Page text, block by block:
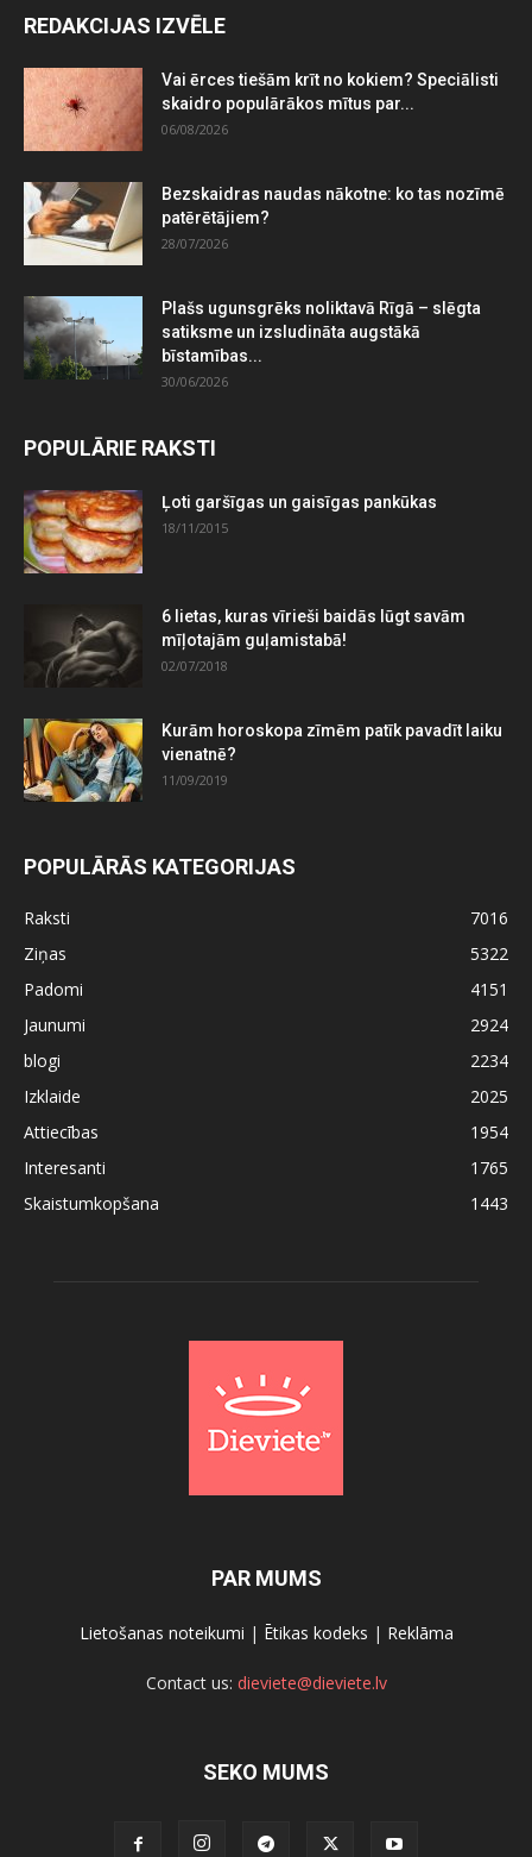
REDAKCIJAS IZVĒLE
Vai ērces tiešām krīt no kokiem? Speciālisti
skaidro populārākos mītus par...
06/08/2026
Bezskaidras naudas nākotne: ko tas nozīmē
patērētājiem?
28/07/2026
Plašs ugunsgrēks noliktavā Rīgā – slēgta
satiksme un izsludināta augstākā
bīstamības...
30/06/2026
POPULĀRIE RAKSTI
Ļoti garšīgas un gaisīgas pankūkas
18/11/2015
6 lietas, kuras vīrieši baidās lūgt savām
mīļotajām guļamistabā!
02/07/2018
Kurām horoskopa zīmēm patīk pavadīt laiku
vienatnē?
11/09/2019
POPULĀRĀS KATEGORIJAS
Raksti
7016
Ziņas
5322
Padomi
4151
Jaunumi
2924
blogi
2234
Izklaide
2025
Attiecības
1954
Interesanti
1765
Skaistumkopšana
1443
PAR MUMS
Lietošanas noteikumi | Ētikas kodeks | Reklāma
Contact us: dieviete@dieviete.lv
SEKO MUMS